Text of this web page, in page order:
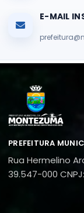
E-MAIL
PREFEITURA
Rua Hermelino
39.547-000